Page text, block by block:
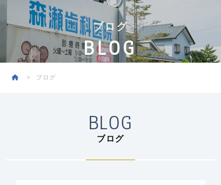
ブログ
BLOG
ブログ
BLOG
ブログ